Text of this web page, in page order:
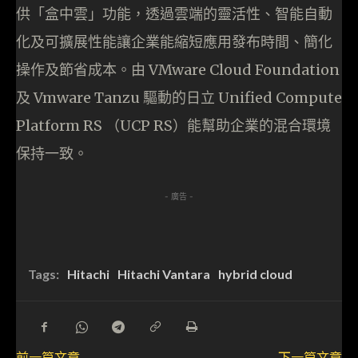
供「盒中雲」功能，透過雲端的靈活性、智能自動
化及可擴展性能讓企業能縮短應用發布時間、簡化
操作及節省成本。由 VMware Cloud Foundation
及 Vmware Tanzu 驅動的日立 Unified Compute
Platform RS （UCP RS）能幫助企業的混合環境
保持一致。
- 廣告 -
Tags: Hitachi Hitachi Vantara hybrid cloud